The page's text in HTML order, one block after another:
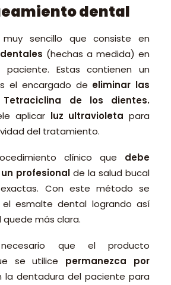
dental
sencillo que consiste en
(hechas a medida) en
Estas contienen un
el encargado de eliminar las
de los dientes.
aplicar luz ultravioleta para
del tratamiento.
clínico que debe
profesional de la salud bucal
Con este método se
esmalte dental logrando así
más clara.
que el producto
se utilice permanezca por
la dentadura del paciente para